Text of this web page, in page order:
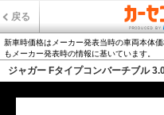
戻る
新車時価格はメーカー発表当時の車両本体
もメーカー発表時の情報に基いています。
ジャガー Fタイプコンバーチブル